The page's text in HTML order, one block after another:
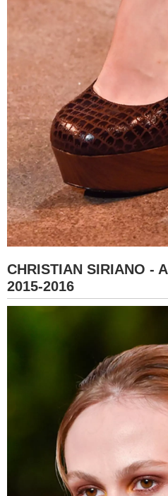
CHRISTIAN SIRIANO -
2015-2016